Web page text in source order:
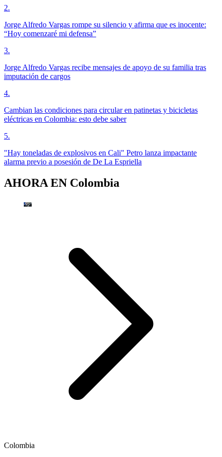
2.
Jorge Alfredo Vargas rompe su silencio y afirma que es inocente:
“Hoy comenzaré mi defensa”
3.
Jorge Alfredo Vargas recibe mensajes de apoyo de su familia tras
imputación de cargos
4.
Cambian las condiciones para circular en patinetas y bicicletas
eléctricas en Colombia: esto debe saber
5.
"Hay toneladas de explosivos en Cali" Petro lanza impactante
alarma previo a posesión de De La Espriella
AHORA EN Colombia
Colombia